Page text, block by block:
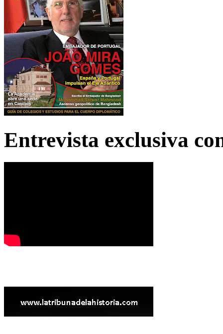
Entrevista exclusiva